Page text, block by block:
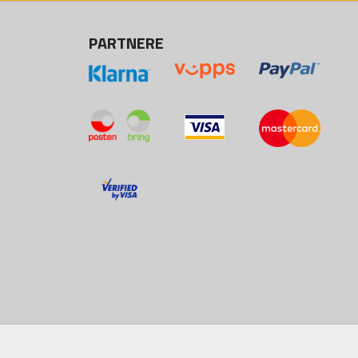
PARTNERE